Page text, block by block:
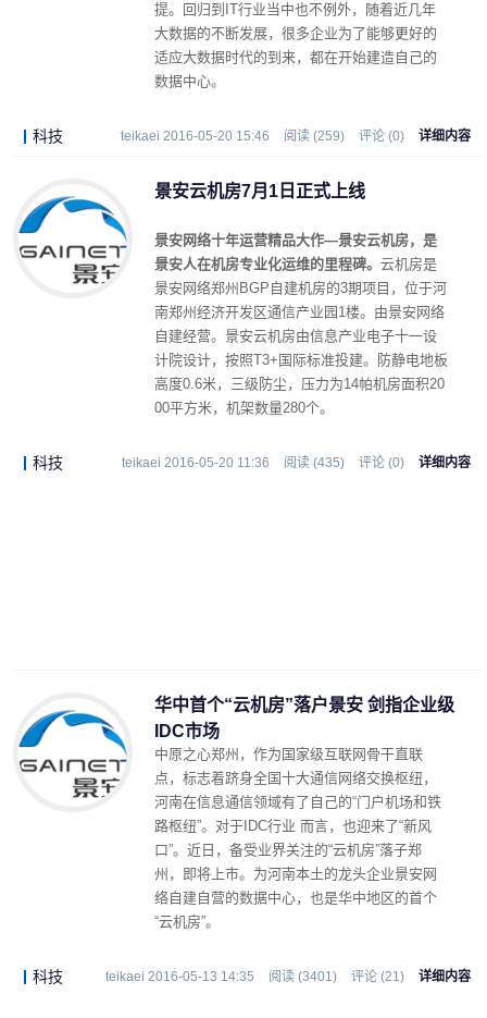
提。回归到IT行业当中也不例外，随着近几年
大数据的不断发展，很多企业为了能够更好的
适应大数据时代的到来，都在开始建造自己的
数据中心。
科技 teikaei 2016-05-20 15:46 阅读 (259) 评论 (0) 详细内容
景安云机房7月1日正式上线
景安网络十年运营精品大作—景安云机房，是
景安人在机房专业化运维的里程碑。 云机房是
景安网络郑州BGP自建机房的3期项目，位于河
南郑州经济开发区通信产业园1楼。由景安网络
自建经营。景安云机房由信息产业电子十一设
计院设计，按照T3+国际标准投建。防静电地板
高度0.6米，三级防尘，压力为14帕机房面积20
00平方米，机架数量280个。
科技 teikaei 2016-05-20 11:36 阅读 (435) 评论 (0) 详细内容
华中首个“云机房”落户景安 剑指企业级
IDC市场
中原之心郑州，作为国家级互联网骨干直联
点，标志着跻身全国十大通信网络交换枢纽，
河南在信息通信领域有了自己的“门户机场和铁
路枢纽”。对于IDC行业 而言，也迎来了“新风
口”。近日，备受业界关注的“云机房”落子郑
州，即将上市。为河南本土的龙头企业景安网
络自建自营的数据中心，也是华中地区的首个
“云机房”。
科技 teikaei 2016-05-13 14:35 阅读 (3401) 评论 (21) 详细内容